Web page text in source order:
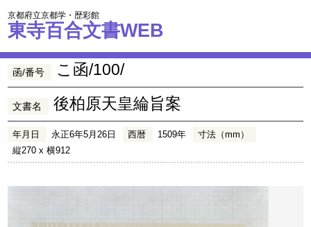
京都府立京都学・歴彩館
東寺百合文書WEB
函/番号 こ函/100/
文書名 後柏原天皇綸旨案
年月日 永正6年5月26日 西暦 1509年
寸法（mm）
縦270 x 横912